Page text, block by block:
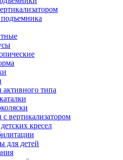
активного типа
с вертикализатором
кресел
для детей